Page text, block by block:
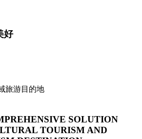
好
旅游目的地
SOLUTION
TOURISM AND